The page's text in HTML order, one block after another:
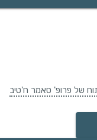
של פרופ' סאמר ח'טיב